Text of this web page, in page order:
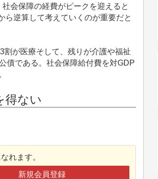
会保障の経費がピークを迎えると
ら逆算して考えていくのが重要だと
が医療そして、残りが介護や福祉
債である。社会保障給付費を対GDP
得ない
れます。
新規会員登録